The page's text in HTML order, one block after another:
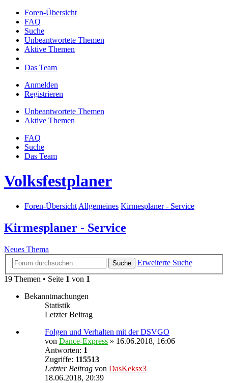
Foren-Übersicht
FAQ
Suche
Unbeantwortete Themen
Aktive Themen
Das Team
Anmelden
Registrieren
Unbeantwortete Themen
Aktive Themen
FAQ
Suche
Das Team
Volksfestplaner
Foren-Übersicht Allgemeines Kirmesplaner - Service
Kirmesplaner - Service
Neues Thema
Suche
Erweiterte Suche
19 Themen • Seite 1 von 1
Bekanntmachungen
Statistik
Letzter Beitrag
Folgen und Verhalten mit der DSVGO
von Dance-Express » 16.06.2018, 16:06
Antworten: 1
Zugriffe: 115513
Letzter Beitrag von DasKeksx3
18.06.2018, 20:39